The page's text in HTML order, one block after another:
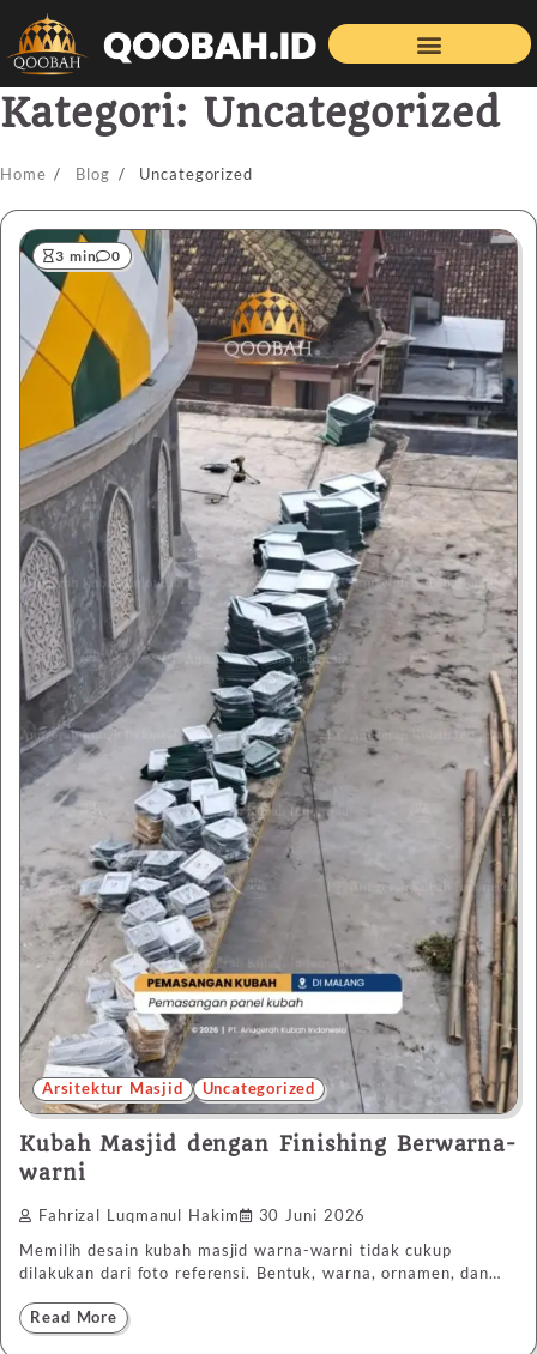
Kategori: Uncategorized
Home Blog Uncategorized
3 min 0
Arsitektur Masjid Uncategorized
Kubah Masjid dengan Finishing Berwarna-
warni
Fahrizal Luqmanul Hakim 30 Juni 2026
Memilih desain kubah masjid warna-warni tidak cukup
dilakukan dari foto referensi. Bentuk, warna, ornamen, dan…
Read More